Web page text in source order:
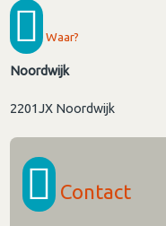
Waar?
Noordwijk
2201JX Noordwijk
Contact